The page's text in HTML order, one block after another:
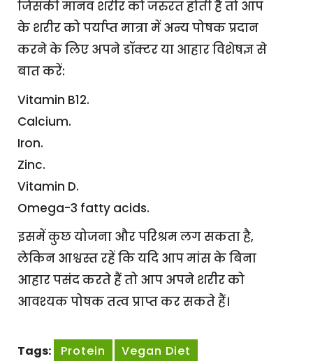
जिसकी मानव शरीर को जरुरत होती है तो आप
के शरीर को पर्याप्त मात्रा में अन्य पोषक प्रदान
करने के लिए अपने डॉक्टर या आहार विशेषज्ञ से
बात करें:
Vitamin B12.
Calcium.
Iron.
Zinc.
Vitamin D.
Omega-3 fatty acids.
इसमें कुछ योजना और परिश्रम लग सकता है,
लेकिन आश्वस्त रहें कि यदि आप मांस के बिना
आहार पसंद करते हैं तो आप अपने शरीर को
आवश्यक पोषक तत्व प्राप्त कर सकते हैं।
Tags: Protein
Vegan Diet